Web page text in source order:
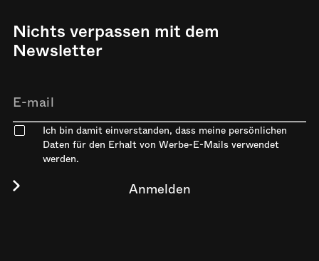
Nichts verpassen mit dem
Newsletter
Ich bin damit einverstanden, dass meine persönlichen
Daten für den Erhalt von Werbe-E-Mails verwendet
werden.